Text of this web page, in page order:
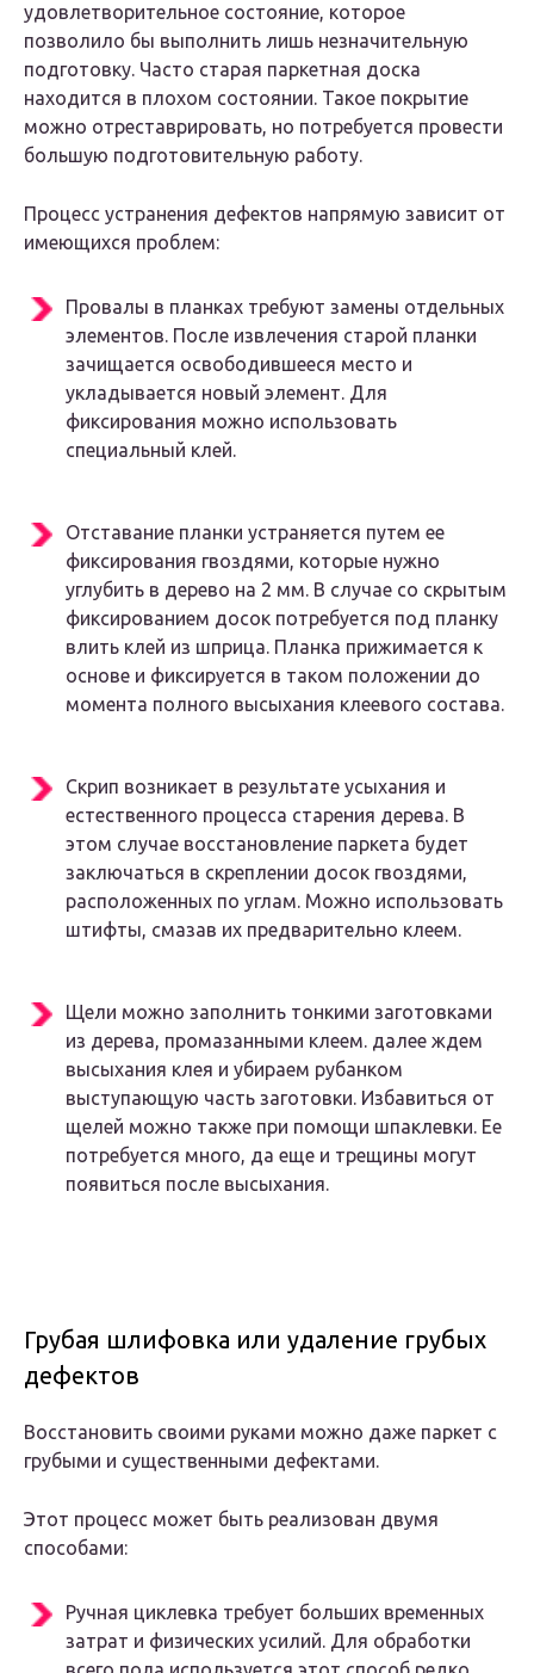
удовлетворительное состояние, которое
позволило бы выполнить лишь незначительную
подготовку. Часто старая паркетная доска
находится в плохом состоянии. Такое покрытие
можно отреставрировать, но потребуется провести
большую подготовительную работу.
Процесс устранения дефектов напрямую зависит от
имеющихся проблем:
Провалы в планках требуют замены отдельных
элементов. После извлечения старой планки
зачищается освободившееся место и
укладывается новый элемент. Для
фиксирования можно использовать
специальный клей.
Отставание планки устраняется путем ее
фиксирования гвоздями, которые нужно
углубить в дерево на 2 мм. В случае со скрытым
фиксированием досок потребуется под планку
влить клей из шприца. Планка прижимается к
основе и фиксируется в таком положении до
момента полного высыхания клеевого состава.
Скрип возникает в результате усыхания и
естественного процесса старения дерева. В
этом случае восстановление паркета будет
заключаться в скреплении досок гвоздями,
расположенных по углам. Можно использовать
штифты, смазав их предварительно клеем.
Щели можно заполнить тонкими заготовками
из дерева, промазанными клеем. далее ждем
высыхания клея и убираем рубанком
выступающую часть заготовки. Избавиться от
щелей можно также при помощи шпаклевки. Ее
потребуется много, да еще и трещины могут
появиться после высыхания.
Грубая шлифовка или удаление грубых
дефектов
Восстановить своими руками можно даже паркет с
грубыми и существенными дефектами.
Этот процесс может быть реализован двумя
способами:
Ручная циклевка требует больших временных
затрат и физических усилий. Для обработки